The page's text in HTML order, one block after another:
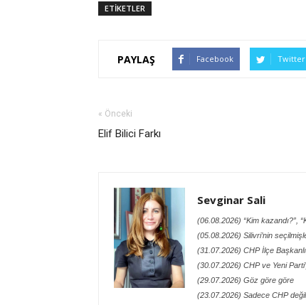
ETİKETLER
PAYLAŞ Facebook Twitter
« Önceki
Elif Bilici Farkı
Sevginar Sali
(06.08.2026) “Kim kazandı?”,
(05.08.2026) Silivri’nin
(31.07.2026) CHP İlçe
(30.07.2026) CHP ve Yeni
(29.07.2026) Göz göre göre
(23.07.2026) Sadece CHP